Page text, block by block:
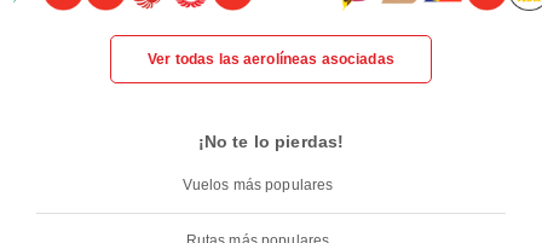
Ver todas las aerolíneas asociadas
¡No te lo pierdas!
Vuelos más populares